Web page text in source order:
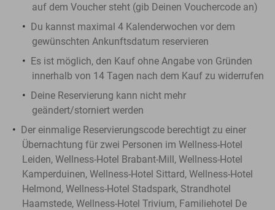
auf dem Voucher steht (gib Deinen Vouchercode an)
Du kannst maximal 4 Kalenderwochen vor dem
gewünschten Ankunftsdatum reservieren
Es ist möglich, den Kauf ohne Angabe von Gründen
innerhalb von 14 Tagen nach dem Kauf zu widerrufen
Deine Reservierung kann nicht mehr
geändert/storniert werden
​Der einmalige Reservierungscode berechtigt zu einer
Übernachtung für zwei Personen im Wellness-Hotel
Leiden, Wellness-Hotel Brabant-Mill, Wellness-Hotel
Kamperduinen, Wellness-Hotel Sittard, Wellness-Hotel
Helmond, Wellness-Hotel Stadspark, Strandhotel
Haamstede, Wellness-Hotel Trivium, Familiehotel De